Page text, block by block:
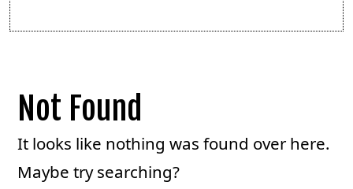
Not Found
It looks like nothing was found over here.
Maybe try searching?